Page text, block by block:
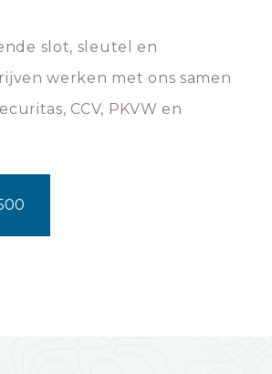
slot, sleutel en
werken met ons samen
CCV, PKVW en